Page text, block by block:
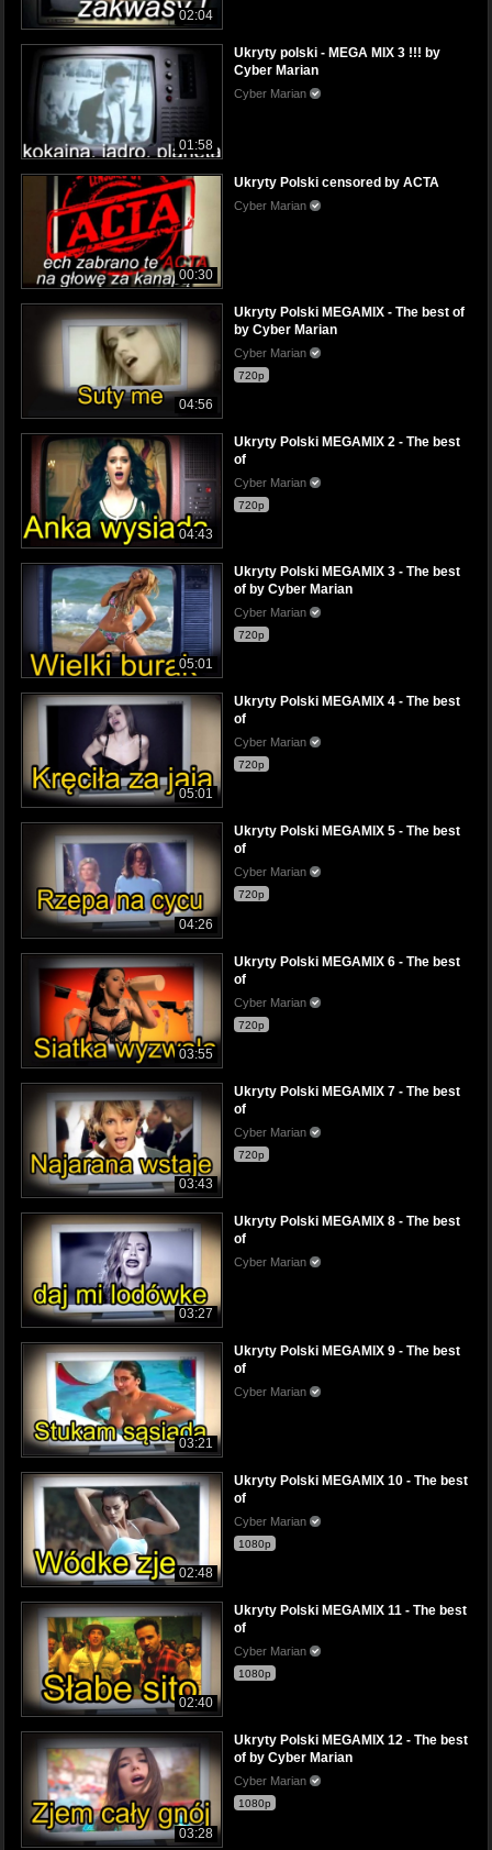
02:04
01:58
Ukryty polski - MEGA MIX 3 !!! by
Cyber Marian
Cyber Marian
00:30
Ukryty Polski censored by ACTA
Cyber Marian
04:56
Ukryty Polski MEGAMIX - The best of
by Cyber Marian
Cyber Marian
720p
04:43
Ukryty Polski MEGAMIX 2 - The best
of
Cyber Marian
720p
05:01
Ukryty Polski MEGAMIX 3 - The best
of by Cyber Marian
Cyber Marian
720p
05:01
Ukryty Polski MEGAMIX 4 - The best
of
Cyber Marian
720p
04:26
Ukryty Polski MEGAMIX 5 - The best
of
Cyber Marian
720p
03:55
Ukryty Polski MEGAMIX 6 - The best
of
Cyber Marian
720p
03:43
Ukryty Polski MEGAMIX 7 - The best
of
Cyber Marian
720p
03:27
Ukryty Polski MEGAMIX 8 - The best
of
Cyber Marian
03:21
Ukryty Polski MEGAMIX 9 - The best
of
Cyber Marian
02:48
Ukryty Polski MEGAMIX 10 - The best
of
Cyber Marian
1080p
02:40
Ukryty Polski MEGAMIX 11 - The best
of
Cyber Marian
1080p
03:28
Ukryty Polski MEGAMIX 12 - The best
of by Cyber Marian
Cyber Marian
1080p